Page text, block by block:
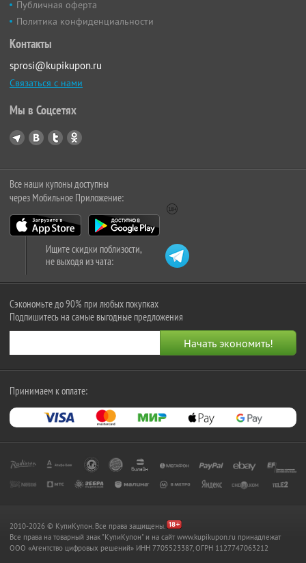
Публичная оферта
Политика конфиденциальности
Контакты
sprosi@kupikupon.ru
Связаться с нами
Мы в Соцсетях
Все наши купоны доступны
через Мобильное Приложение:
Ищите скидки поблизости,
не выходя из чата:
Сэкономьте до 90% при любых покупках
Подпишитесь на самые выгодные предложения
Принимаем к оплате:
2010-2026 © КупиКупон. Все права защищены.
Все права на товарный знак "КупиКупон" и на сайт www.kupikupon.ru принадлежат
OOO «Агентство цифровых решений» ИНН 7705523387, ОГРН 1127747063212